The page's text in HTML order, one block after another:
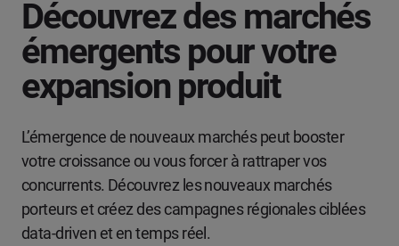
Découvrez des marchés
émergents pour votre
expansion produit
L’émergence de nouveaux marchés peut booster
votre croissance ou vous forcer à rattraper vos
concurrents. Découvrez les nouveaux marchés
porteurs et créez des campagnes régionales ciblées
data-driven et en temps réel.